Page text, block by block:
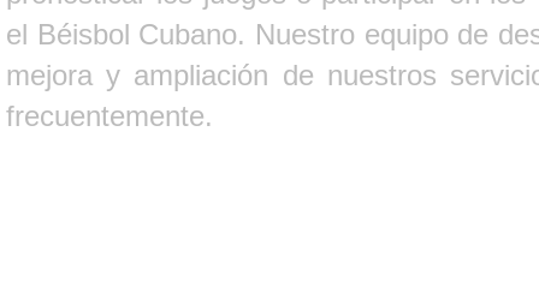
el Béisbol Cubano. Nuestro equipo de
mejora y ampliación de nuestros
frecuentemente.